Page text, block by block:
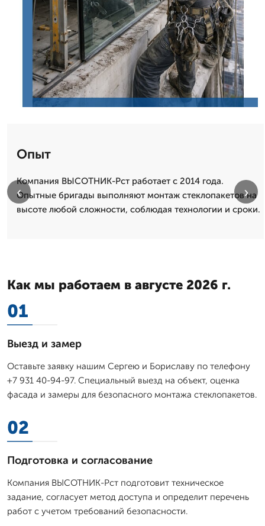
Опыт
Компания ВЫСОТНИК-Рст работает с 2014 года.
Опытные бригады выполняют монтаж стеклопакетов на
высоте любой сложности, соблюдая технологии и сроки.
‹ ›
Как мы работаем в августе 2026 г.
01
Выезд и замер
Оставьте заявку нашим Сергею и Бориславу по телефону
+7 931 40-94-97. Специальный выезд на объект, оценка
фасада и замеры для безопасного монтажа стеклопакетов.
02
Подготовка и согласование
Компания ВЫСОТНИК-Рст подготовит техническое
задание, согласует метод доступа и определит перечень
работ с учетом требований безопасности.